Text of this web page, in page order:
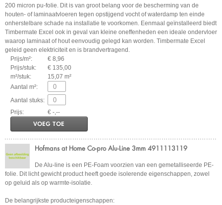
200 micron pu-folie. Dit is van groot belang voor de bescherming van de
houten- of laminaatvloeren tegen opstijgend vocht of waterdamp ten einde
onherstelbare schade na installatie te voorkomen. Eenmaal geïnstalleerd biedt
Timbermate Excel ook in geval van kleine oneffenheden een ideale ondervloer
waarop laminaat of hout eenvoudig gelegd kan worden. Timbermate Excel
geleid geen elektriciteit en is brandvertragend.
Prijs/m²:
€ 8,96
Prijs/stuk:
€ 135,00
m²/stuk:
15,07 m²
Aantal m²:
Aantal stuks:
Prijs:
€ -,--
VOEG TOE
Hofmans at Home Co-pro Alu-Line 3mm 4911113119
De Alu-line is een PE-Foam voorzien van een gemetalliseerde PE-
folie. Dit licht gewicht product heeft goede isolerende eigenschappen, zowel
op geluid als op warmte-isolatie.
De belangrijkste producteigenschappen: